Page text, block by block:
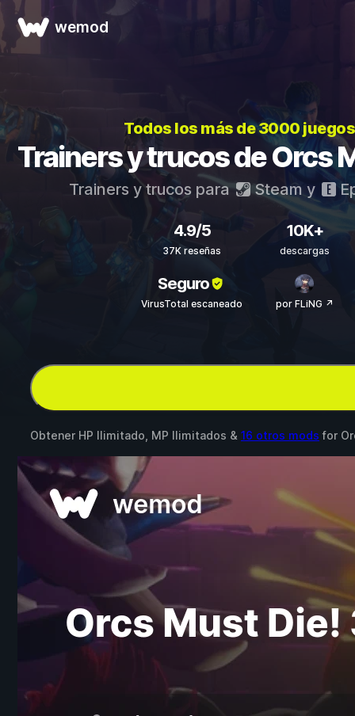
wemod
Todos los más de 3000
Trainers y trucos de Orcs
Trainers y trucos para Steam y
4.9/5
37K reseñas
10K+
descargas
Seguro
VirusTotal escaneado por FLiNG ↗
Obtener HP Ilimitado, MP Ilimitados & 16 otros mods for